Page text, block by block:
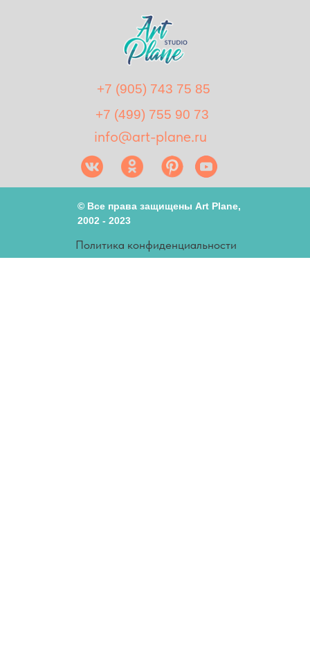
© Все права защищены Art Plane,
2002 - 2023
+7 (905) 743 75 85
+7 (499) 755 90 73
Политика конфиденциальности
info@art-plane.ru